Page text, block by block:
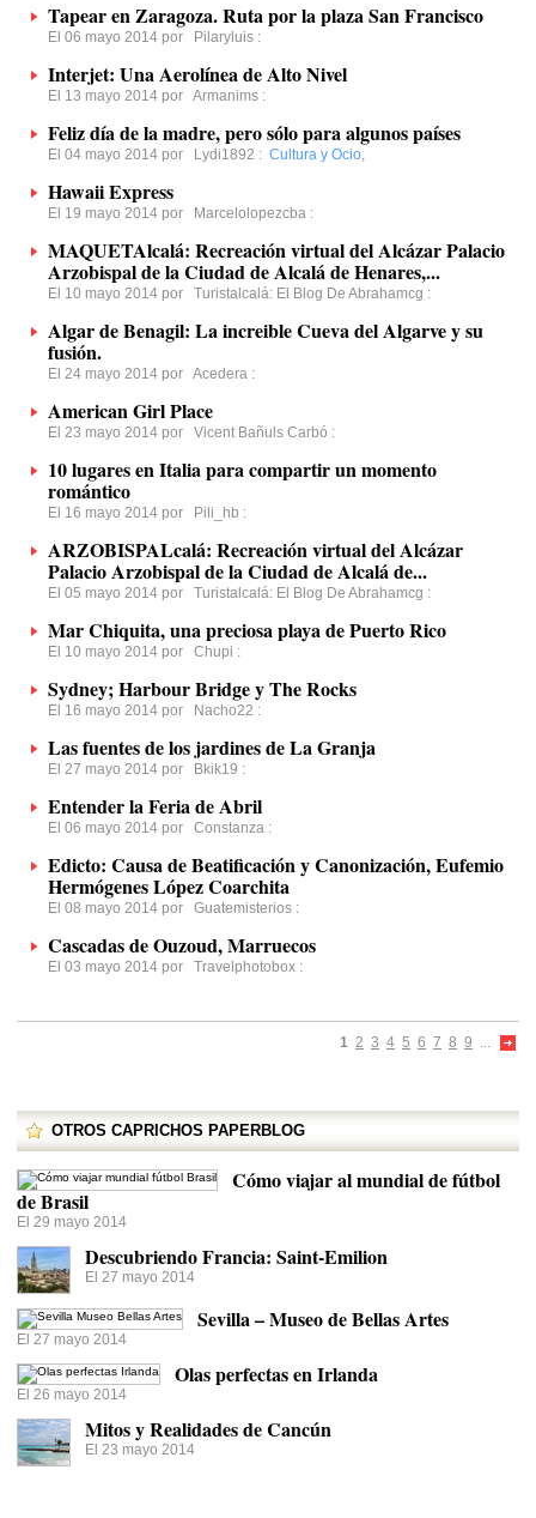
Tapear en Zaragoza. Ruta por la plaza San Francisco
El 06 mayo 2014 por Pilaryluis :
Interjet: Una Aerolínea de Alto Nivel
El 13 mayo 2014 por Armanims :
Feliz día de la madre, pero sólo para algunos países
El 04 mayo 2014 por Lydi1892 : Cultura y Ocio,
Hawaii Express
El 19 mayo 2014 por Marcelolopezcba :
MAQUETAlcalá: Recreación virtual del Alcázar Palacio
Arzobispal de la Ciudad de Alcalá de Henares,...
El 10 mayo 2014 por Turistalcalá: El Blog De Abrahamcg :
Algar de Benagil: La increible Cueva del Algarve y su
fusión.
El 24 mayo 2014 por Acedera :
American Girl Place
El 23 mayo 2014 por Vicent Bañuls Carbó :
10 lugares en Italia para compartir un momento
romántico
El 16 mayo 2014 por Pili_hb :
ARZOBISPALcalá: Recreación virtual del Alcázar
Palacio Arzobispal de la Ciudad de Alcalá de...
El 05 mayo 2014 por Turistalcalá: El Blog De Abrahamcg :
Mar Chiquita, una preciosa playa de Puerto Rico
El 10 mayo 2014 por Chupi :
Sydney; Harbour Bridge y The Rocks
El 16 mayo 2014 por Nacho22 :
Las fuentes de los jardines de La Granja
El 27 mayo 2014 por Bkik19 :
Entender la Feria de Abril
El 06 mayo 2014 por Constanza :
Edicto: Causa de Beatificación y Canonización, Eufemio
Hermógenes López Coarchita
El 08 mayo 2014 por Guatemisterios :
Cascadas de Ouzoud, Marruecos
El 03 mayo 2014 por Travelphotobox :
1 2 3 4 5 6 7 8 9 ...
OTROS CAPRICHOS PAPERBLOG
Cómo viajar al mundial de fútbol
de Brasil
El 29 mayo 2014
Descubriendo Francia: Saint-Emilion
El 27 mayo 2014
Sevilla – Museo de Bellas Artes
El 27 mayo 2014
Olas perfectas en Irlanda
El 26 mayo 2014
Mitos y Realidades de Cancún
El 23 mayo 2014